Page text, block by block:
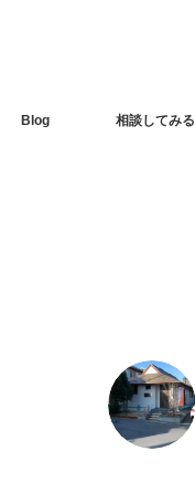
Blog 相談してみる